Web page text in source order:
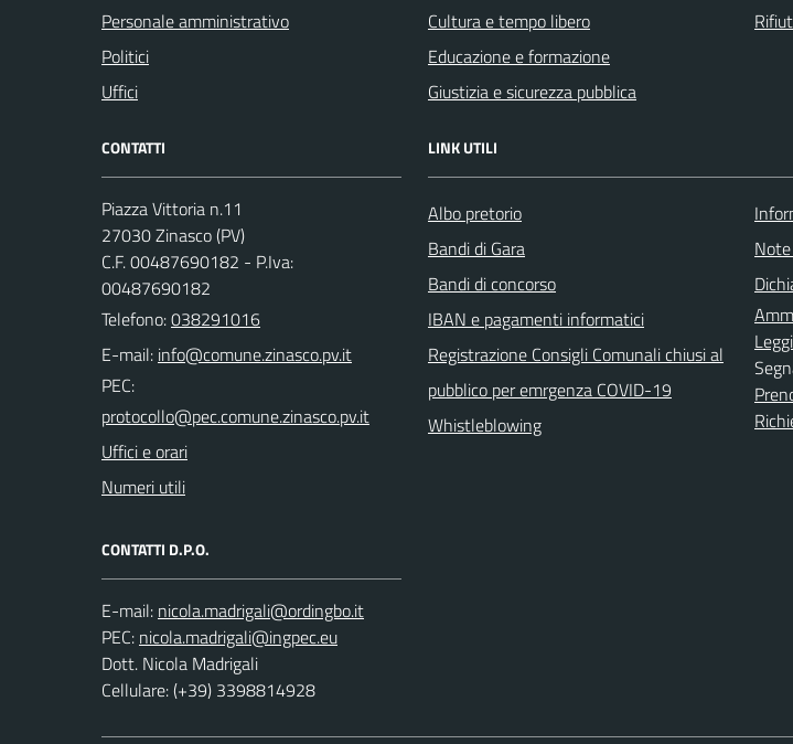
Personale amministrativo
Politici
Uffici
Cultura e tempo libero
Educazione e formazione
Giustizia e sicurezza pubblica
CONTATTI
Piazza Vittoria n.11
27030 Zinasco (PV)
C.F. 00487690182 - P.Iva:
00487690182
Telefono:038291016
E-mail:
PEC:
Uffici e orari
Numeri utili
CONTATTI D.P.O.
E-mail:
PEC:
Dott. Nicola Madrigali
Cellulare: (+39) 3398814928
LINK UTILI
Albo pretorio
Bandi di Gara
Bandi di concorso
IBAN e pagamenti informatici
Registrazione Consigli Comunali chiusi al
pubblico per emrgenza COVID-19
Whistleblowing